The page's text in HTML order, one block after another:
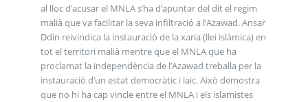
al lloc d’acusar el MNLA s’ha d’apuntar del dit el regim
malià que va facilitar la seva infiltració a l’Azawad. Ansar
Ddin reivindica la instauració de la xaria (llei islàmica) en
tot el territori malià mentre que el MNLA que ha
proclamat la independència de l’Azawad treballa per la
instauració d’un estat democràtic i laic. Això demostra
que no hi ha cap vincle entre el MNLA i els islamistes